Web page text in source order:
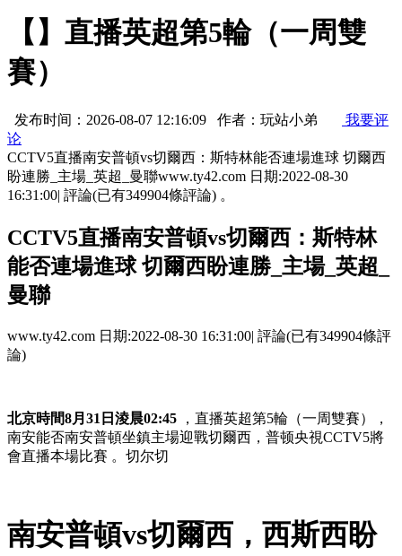
【】直播英超第5輪（一周雙
賽）
发布时间：2026-08-07 12:16:09 作者：玩站小弟
我要评
论
CCTV5直播南安普頓vs切爾西：斯特林能否連場進球 切爾西
盼連勝_主場_英超_曼聯www.ty42.com 日期:2022-08-30
16:31:00| 評論(已有349904條評論) 。
CCTV5直播南安普頓vs切爾西：斯特林
能否連場進球 切爾西盼連勝_主場_英超_
曼聯
www.ty42.com 日期:2022-08-30 16:31:00| 評論(已有349904條評
論)
北京時間8月31日淩晨02:45  ，直播英超第5輪（一周雙賽），
南安能否南安普頓坐鎮主場迎戰切爾西 ，普顿央視CCTV5將
會直播本場比賽 。切尔切
南安普頓vs切爾西，西斯西盼